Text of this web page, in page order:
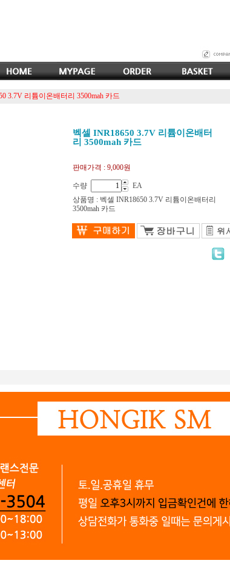
3.7V 리튬이온배터리 3500mah 카드
벡셀 INR18650 3.7V 리튬이온배터
리 3500mah 카드
판매가격 : 9,000원
수량
EA
상품명 : 벡셀 INR18650 3.7V 리튬이온배터리
3500mah 카드